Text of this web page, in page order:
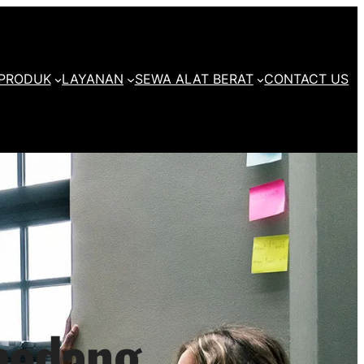
LAYANAN SEWA ALAT BERAT CONTACT US